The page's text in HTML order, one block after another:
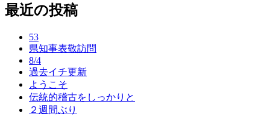
ナ
最近の投稿
53
県知事表敬訪問
8/4
過去イチ更新
ようこそ
伝統的稽古をしっかりと
２週間ぶり